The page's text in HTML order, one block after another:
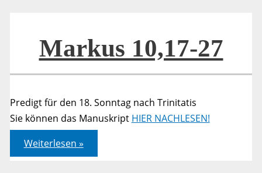
Markus 10,17-27
Predigt für den 18. Sonntag nach Trinitatis
Sie können das Manuskript HIER NACHLESEN!
Markus
10,17-
27
Weiterlesen »